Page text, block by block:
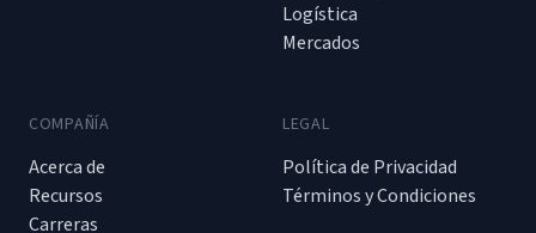
Logística
Mercados
COMPAÑÍA
Acerca de
Recursos
Carreras
LEGAL
Política de Privacidad
Términos y Condiciones